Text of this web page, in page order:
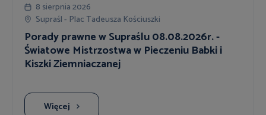
8 sierpnia 2026
Supraśl - Plac Tadeusza Kościuszki
Porady prawne w Supraślu 08.08.2026r. -
Światowe Mistrzostwa w Pieczeniu Babki i
Kiszki Ziemniaczanej
Więcej